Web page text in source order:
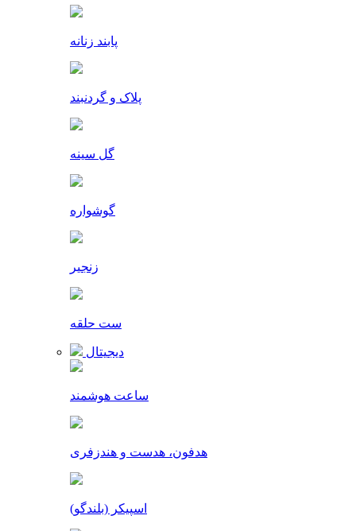
پابند زنانه
پلاک و گردنبند
گل سینه
گوشواره
زنجیر
ست حلقه
دیجیتال
ساعت هوشمند
هدفون، هدست و هندزفری
اسپیکر (بلندگو)